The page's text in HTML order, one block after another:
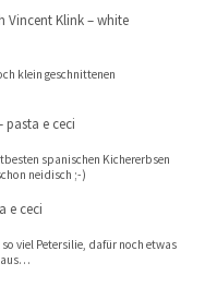
Vincent Klink – white
klein geschnittenen
pasta e ceci
spanischen Kichererbsen
neidisch ;-)
e ceci
viel Petersilie, dafür noch etwas
aus…